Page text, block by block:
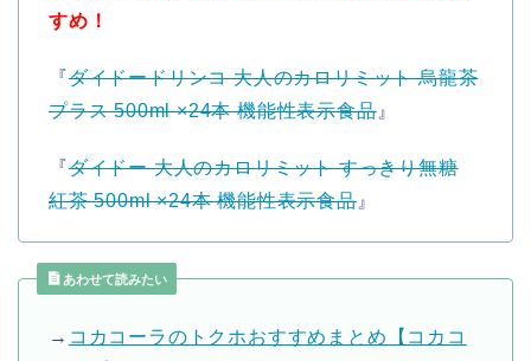
すめ！
『ダイドードリンコ 大人のカロリミット 烏龍茶
プラス 500ml ×24本 機能性表示食品』
『ダイドー 大人のカロリミット すっきり無糖
紅茶 500ml ×24本 機能性表示食品』
あわせて読みたい
→ コカコーラのトクホおすすめまとめ【コカコ